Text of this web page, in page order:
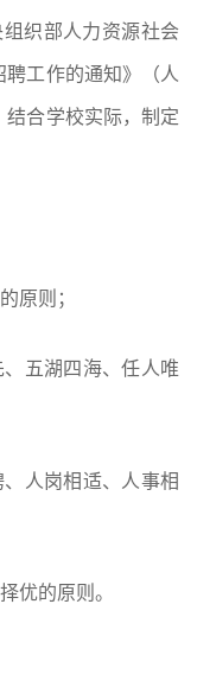
组织部人力资源社会
工作的通知》（人
结合学校实际，制定
原则；
、五湖四海、任人唯
、人岗相适、人事相
优的原则。